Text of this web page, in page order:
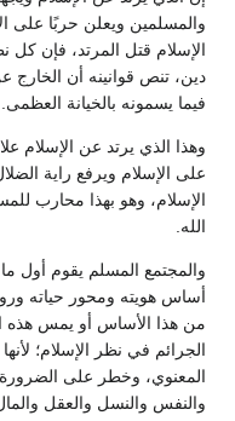
والمسلمين ويعلن حربًا على
الإسلام قتل المرتد، فإن كل
دين، تنص قوانينه أن الخارج
فيما يسمونه بالخيانة العظمى.
وهذا الذي يرتد عن الإسلام
على الإسلام ويرفع راية
الإسلام، وهو بهذا محارب
الله.
والمجتمع المسلم يقوم أول ما
أساس هويته ومحور حياته
من هذا الأساس أو يمس هذه
الجرائم في نظر الإسلام؛
المعنوي، وخطر على
والنفس والنسل والعقل